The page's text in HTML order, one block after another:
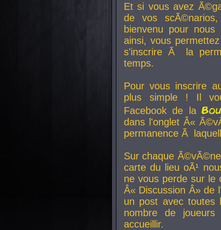
Et si vous avez
de vos
bienvenu pour
ainsi, vous
s'inscrire Ã la
temps.
Pour vous inscrire
plus simple ! Il
Facebook de la
dans l'onglet Â«
permanence Ã
Sur chaque
carte du lieu oÃ¹
ne vous perde sur le
Â« Discussion Â» de
un post avec toutes
nombre de
accueillir.